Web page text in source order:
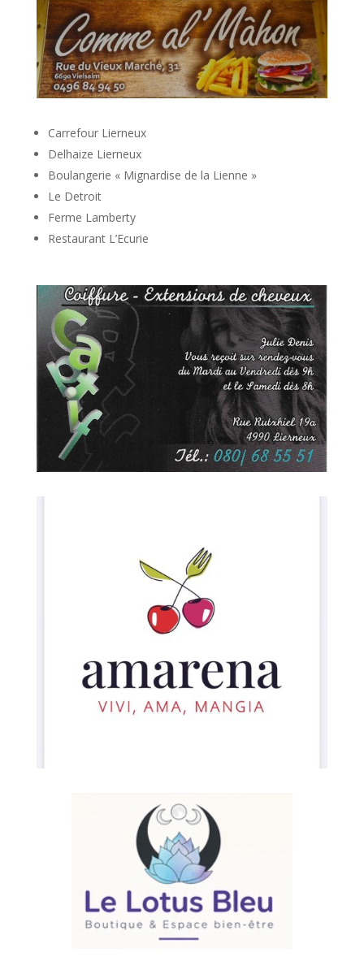
Carrefour Lierneux
Delhaize Lierneux
Boulangerie « Mignardise de la Lienne »
Le Detroit
Ferme Lamberty
Restaurant L’Ecurie